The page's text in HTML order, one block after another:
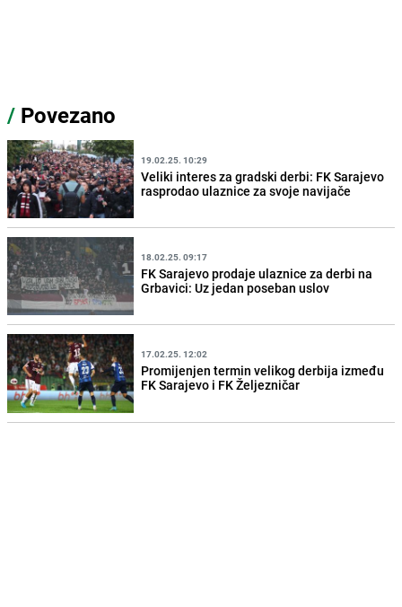
/ Povezano
19.02.25. 10:29
Veliki interes za gradski derbi: FK Sarajevo
rasprodao ulaznice za svoje navijače
18.02.25. 09:17
FK Sarajevo prodaje ulaznice za derbi na
Grbavici: Uz jedan poseban uslov
17.02.25. 12:02
Promijenjen termin velikog derbija između
FK Sarajevo i FK Željezničar